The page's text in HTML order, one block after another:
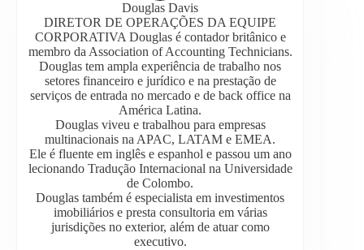
Douglas Davis
DIRETOR DE OPERAÇÕES DA EQUIPE
CORPORATIVA Douglas é contador britânico e
membro da Association of Accounting Technicians.
Douglas tem ampla experiência de trabalho nos
setores financeiro e jurídico e na prestação de
serviços de entrada no mercado e de back office na
América Latina.
Douglas viveu e trabalhou para empresas
multinacionais na APAC, LATAM e EMEA.
Ele é fluente em inglês e espanhol e passou um ano
lecionando Tradução Internacional na Universidade
de Colombo.
Douglas também é especialista em investimentos
imobiliários e presta consultoria em várias
jurisdições no exterior, além de atuar como
executivo.